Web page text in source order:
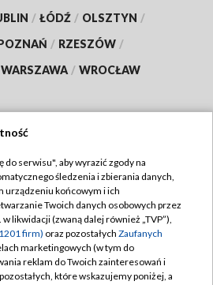
/ ŁÓDŹ / OLSZTYN /
/ RZESZÓW /
WARSZAWA / WROCŁAW
TVP
Regulamin TVP
prywatności
Moje zgody
serwisu", aby wyrazić zgody na
śledzenia i zbierania danych,
urządzeniu końcowym i ich
Twoich danych osobowych przez
likwidacji (zwaną dalej również „TVP”),
firm) oraz pozostałych Zaufanych
marketingowych (w tym do
reklam do Twoich zainteresowań i
które wskazujemy poniżej, a